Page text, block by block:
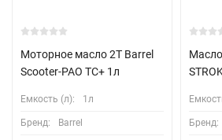
Моторное масло 2T Barrel
Scooter-PAO TC+ 1л
Емкость (л): 1л
Бренд: Barrel Бренд: